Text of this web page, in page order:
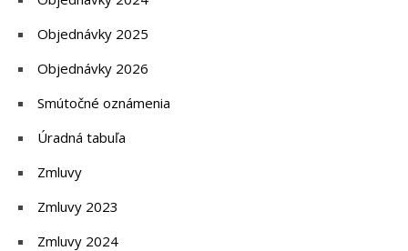
Objednávky 2025
Objednávky 2026
Smútočné oznámenia
Úradná tabuľa
Zmluvy
Zmluvy 2023
Zmluvy 2024